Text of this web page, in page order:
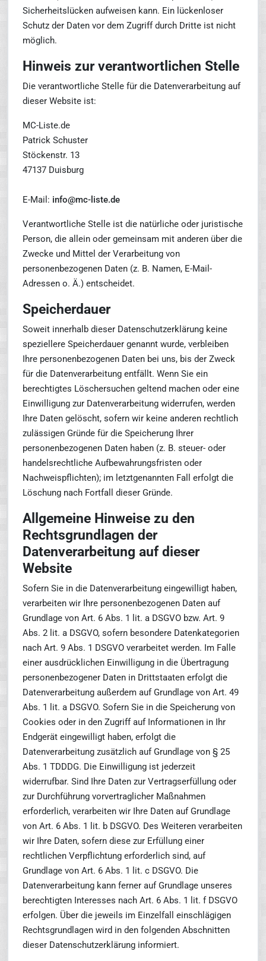
Sicherheitslücken aufweisen kann. Ein lückenloser
Schutz der Daten vor dem Zugriff durch Dritte ist nicht
möglich.
Hinweis zur verantwortlichen Stelle
Die verantwortliche Stelle für die Datenverarbeitung auf
dieser Website ist:
MC-Liste.de
Patrick Schuster
Stöckenstr. 13
47137 Duisburg
E-Mail: info@mc-liste.de
Verantwortliche Stelle ist die natürliche oder juristische
Person, die allein oder gemeinsam mit anderen über die
Zwecke und Mittel der Verarbeitung von
personenbezogenen Daten (z. B. Namen, E-Mail-
Adressen o. Ä.) entscheidet.
Speicherdauer
Soweit innerhalb dieser Datenschutzerklärung keine
speziellere Speicherdauer genannt wurde, verbleiben
Ihre personenbezogenen Daten bei uns, bis der Zweck
für die Datenverarbeitung entfällt. Wenn Sie ein
berechtigtes Löschersuchen geltend machen oder eine
Einwilligung zur Datenverarbeitung widerrufen, werden
Ihre Daten gelöscht, sofern wir keine anderen rechtlich
zulässigen Gründe für die Speicherung Ihrer
personenbezogenen Daten haben (z. B. steuer- oder
handelsrechtliche Aufbewahrungsfristen oder
Nachweispflichten); im letztgenannten Fall erfolgt die
Löschung nach Fortfall dieser Gründe.
Allgemeine Hinweise zu den
Rechtsgrundlagen der
Datenverarbeitung auf dieser
Website
Sofern Sie in die Datenverarbeitung eingewilligt haben,
verarbeiten wir Ihre personenbezogenen Daten auf
Grundlage von Art. 6 Abs. 1 lit. a DSGVO bzw. Art. 9
Abs. 2 lit. a DSGVO, sofern besondere Datenkategorien
nach Art. 9 Abs. 1 DSGVO verarbeitet werden. Im Falle
einer ausdrücklichen Einwilligung in die Übertragung
personenbezogener Daten in Drittstaaten erfolgt die
Datenverarbeitung außerdem auf Grundlage von Art. 49
Abs. 1 lit. a DSGVO. Sofern Sie in die Speicherung von
Cookies oder in den Zugriff auf Informationen in Ihr
Endgerät eingewilligt haben, erfolgt die
Datenverarbeitung zusätzlich auf Grundlage von § 25
Abs. 1 TDDDG. Die Einwilligung ist jederzeit
widerrufbar. Sind Ihre Daten zur Vertragserfüllung oder
zur Durchführung vorvertraglicher Maßnahmen
erforderlich, verarbeiten wir Ihre Daten auf Grundlage
von Art. 6 Abs. 1 lit. b DSGVO. Des Weiteren verarbeiten
wir Ihre Daten, sofern diese zur Erfüllung einer
rechtlichen Verpflichtung erforderlich sind, auf
Grundlage von Art. 6 Abs. 1 lit. c DSGVO. Die
Datenverarbeitung kann ferner auf Grundlage unseres
berechtigten Interesses nach Art. 6 Abs. 1 lit. f DSGVO
erfolgen. Über die jeweils im Einzelfall einschlägigen
Rechtsgrundlagen wird in den folgenden Abschnitten
dieser Datenschutzerklärung informiert.